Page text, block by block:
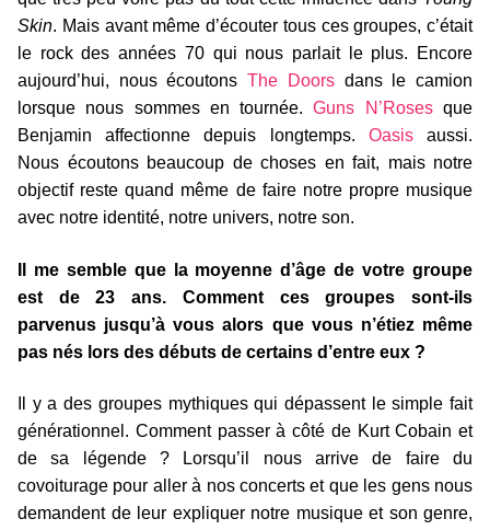
Skin. Mais avant même d’écouter tous ces groupes, c’était
le rock des années 70 qui nous parlait le plus. Encore
aujourd’hui, nous écoutonsThe Doorsdans le camion
lorsque nous sommes en tournée.Guns N’Rosesque
Benjamin affectionne depuis longtemps. Oasisaussi.
Nous écoutons beaucoup de choses en fait, mais notre
objectif reste quand même de faire notre propre musique
avec notre identité, notre univers, notre son.
Il me semble que la moyenne d’âge de votre groupe
est de 23 ans. Comment ces groupes sont-ils
parvenus jusqu’à vous alors que vous n’étiez même
pas nés lors des débuts de certains d’entre eux ?
Il y a des groupes mythiques qui dépassent le simple fait
générationnel. Comment passer à côté de Kurt Cobain et
de sa légende ? Lorsqu’il nous arrive de faire du
covoiturage pour aller à nos concerts et que les gens nous
demandent de leur expliquer notre musique et son genre,